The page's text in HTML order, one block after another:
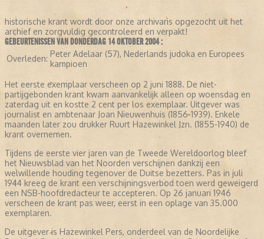
historische krant wordt door onze archivaris opgezocht uit het
archief en zorgvuldig gecontroleerd en verpakt!
GEBEURTENISSEN VAN DONDERDAG 14 OKTOBER 2004 :
Overleden: Peter Adelaar (57), Nederlands judoka en Europees
kampioen
Het eerste exemplaar verscheen op 2 juni 1888. De niet-
partijgebonden krant kwam aanvankelijk alleen op woensdag en
zaterdag uit en kostte 2 cent per los exemplaar. Uitgever was
journalist en ambtenaar Joan Nieuwenhuis (1856-1939). Enkele
maanden later zou drukker Ruurt Hazewinkel Jzn. (1855-1940) de
krant overnemen.
Tijdens de eerste vier jaren van de Tweede Wereldoorlog bleef
het Nieuwsblad van het Noorden verschijnen dankzij een
welwillende houding tegenover de Duitse bezetters. Pas in juli
1944 kreeg de krant een verschijningsverbod toen werd geweigerd
een NSB-hoofdredacteur te accepteren. Op 26 januari 1946
verscheen de krant pas weer, eerst in een oplage van 35.000
exemplaren.
De uitgever is Hazewinkel Pers, onderdeel van de Noordelijke